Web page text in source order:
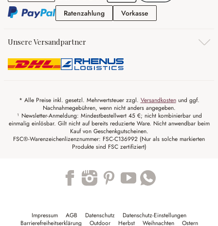
RatenzahlungRatenzahlung
Vorkasse
Unsere Versandpartner
* Alle Preise inkl. gesetzl. Mehrwertsteuer zzgl. Versandkostenund ggf.
Nachnahmegebühren, wenn nicht anders angegeben.
¹ Newsletter-Anmeldung: Mindestbestellwert 45 €; nicht kombinierbar und
einmalig einlösbar. Gilt nicht auf bereits reduzierte Ware. Nicht anwendbar beim
Kauf von Geschenkgutscheinen.
FSC®-Warenzeichenlizenznummer: FSC-C136992 (Nur als solche markierten
Produkte sind FSC zertifiziert)
Impressum AGB Datenschutz
Datenschutz-Einstellungen
Barrierefreiheitserklärung
Outdoor Herbst Weihnachten Ostern